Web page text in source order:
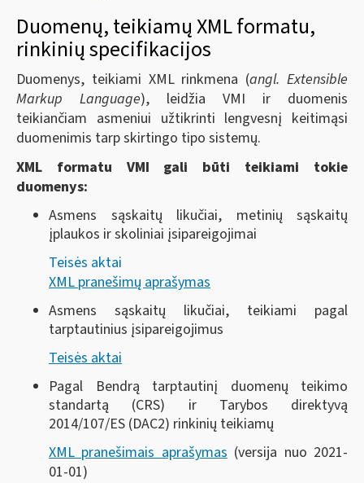
Duomenų, teikiamų XML formatu,
rinkinių specifikacijos
Duomenys, teikiami XML rinkmena (angl. Extensible
Markup Language), leidžia VMI ir duomenis
teikiančiam asmeniui užtikrinti lengvesnį keitimąsi
duomenimis tarp skirtingo tipo sistemų.
XML formatu VMI gali būti teikiami tokie
duomenys:
Asmens sąskaitų likučiai, metinių sąskaitų
įplaukos ir skoliniai įsipareigojimai
Teisės aktai
XML pranešimų aprašymas
Asmens sąskaitų likučiai, teikiami pagal
tarptautinius įsipareigojimus
Teisės aktai
Pagal Bendrą tarptautinį duomenų teikimo
standartą (CRS) ir Tarybos direktyvą
2014/107/ES (DAC2) rinkinių teikiamų
XML pranešimais aprašymas (versija nuo 2021-
01-01)